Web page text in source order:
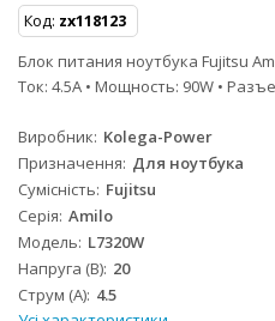
Код: zx118123
Блок питания ноутбука Fujitsu
Ток: 4.5A • Мощность: 90W •
Виробник Kolega-Power
Призначення Для ноутбука
Сумісність Fujitsu
Серія Amilo
Модель L7320W
Напруга (В) 20
Струм (А) 4.5